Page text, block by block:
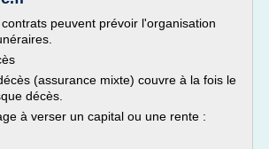
peuvent prévoir l'organisation
(assurance mixte) couvre à la fois le
décès.
à verser un capital ou une rente :